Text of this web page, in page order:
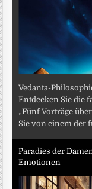
Vedanta-
Entdecken Sie die
„Fünf Vorträge
Sie von einem der
Paradies der
Emotionen